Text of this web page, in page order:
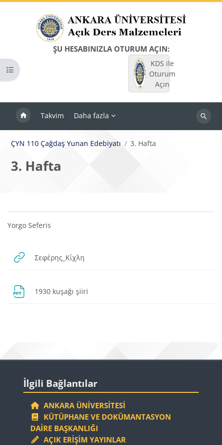
ŞU HESABINIZLA OTURUM AÇIN:
KDS ile
Oturum
Açın
Takvim Daha fazla
Dersleri
Kurs dizinini aç
ÇYN 110 Çağdaş Yunan Edebiyatı 3. Hafta
3. Hafta
Bloklar
Bölüm anahatları
Yorgo Seferis
Σεφέρης_Κίχλη
1930 kuşağı şiiri
Bloklar
İlgili Bağlantılar
ANKARA ÜNIVERSITESI
KÜTÜPHANE VE DOKÜMANTASYON
DAIRE BAŞKANLIĞI
AÇIK ERIŞIM YAYINLAR